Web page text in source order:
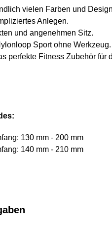
vielen Farben und
Anlegen.
und angenehmen Sitz.
Sport ohne Werkzeug.
perfekte Fitness Zubehör für
130 mm - 200 mm
140 mm - 210 mm